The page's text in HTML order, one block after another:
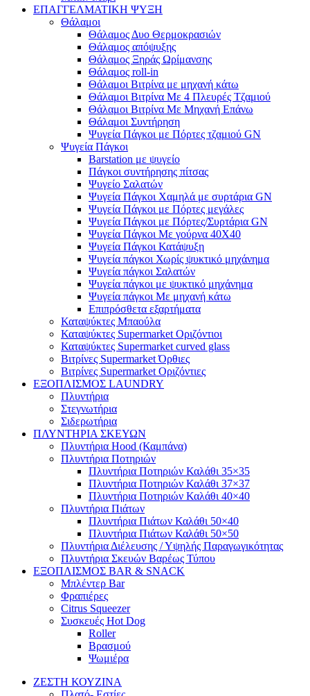
ΕΠΑΓΓΕΛΜΑΤΙΚΗ ΨΥΞΗ
Θάλαμοι
Θάλαμος Δυο Θερμοκρασιών
Θάλαμος απόψυξης
Θάλαμος Ξηράς Ωρίμανσης
Θάλαμος roll-in
Θάλαμοι Βιτρίνα με μηχανή κάτω
Θάλαμοι Βιτρίνα Με 4 Πλευρές Τζαμιού
Θάλαμοι Βιτρίνα Με Μηχανή Επάνω
Θάλαμοι Συντήρηση
Ψυγεία Πάγκοι με Πόρτες τζαμιού GN
Ψυγεία Πάγκοι
Barstation με ψυγείο
Πάγκοι συντήρησης πίτσας
Ψυγείο Σαλατών
Ψυγεία Πάγκοι Χαμηλά με συρτάρια GN
Ψυγεία Πάγκοι με Πόρτες μεγάλες
Ψυγεία Πάγκοι με Πόρτες/Συρτάρια GN
Ψυγεία Πάγκοι Με γούρνα 40Χ40
Ψυγεία Πάγκοι Κατάψυξη
Ψυγεία πάγκοι Χωρίς ψυκτικό μηχάνημα
Ψυγεία πάγκοι Σαλατών
Ψυγεία πάγκοι με ψυκτικό μηχάνημα
Ψυγεία πάγκοι Με μηχανή κάτω
Επιπρόσθετα εξαρτήματα
Καταψύκτες Μπαούλα
Καταψύκτες Supermarket Οριζόντιοι
Καταψύκτες Supermarket curved glass
Βιτρίνες Supermarket Όρθιες
Βιτρίνες Supermarket Οριζόντιες
ΕΞΟΠΛΙΣΜΟΣ LAUNDRY
Πλυντήρια
Στεγνωτήρια
Σιδερωτήρια
ΠΛΥΝΤΗΡΙΑ ΣΚΕΥΩΝ
Πλυντήρια Hood (Καμπάνα)
Πλυντήρια Ποτηριών
Πλυντήρια Ποτηριών Καλάθι 35×35
Πλυντήρια Ποτηριών Καλάθι 37×37
Πλυντήρια Ποτηριών Καλάθι 40×40
Πλυντήρια Πιάτων
Πλυντήρια Πιάτων Καλάθι 50×40
Πλυντήρια Πιάτων Καλάθι 50×50
Πλυντήρια Διέλευσης / Υψηλής Παραγωγικότητας
Πλυντήρια Σκευών Βαρέως Τύπου
ΕΞΟΠΛΙΣΜΟΣ BAR & SNACK
Μπλέντερ Bar
Φραπιέρες
Citrus Squeezer
Συσκευές Hot Dog
Roller
Βρασμού
Ψωμιέρα
ΖΕΣΤΗ ΚΟΥΖΙΝΑ